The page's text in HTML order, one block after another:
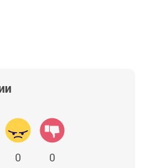
0 0